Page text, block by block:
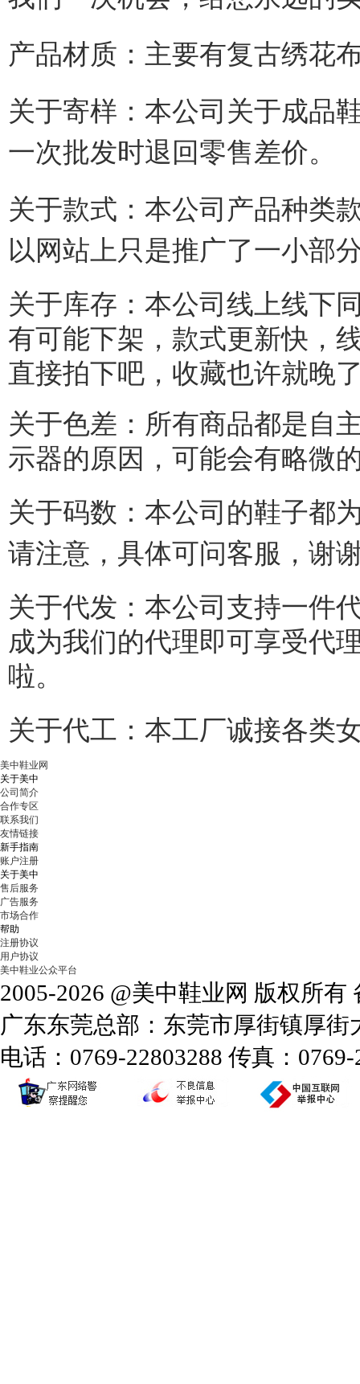
产品材质：主要有复古绣花
关于寄样：本公司关于成品
一次批发时退回零售差价。
关于款式：本公司产品种类
以网站上只是推广了一小部
关于库存：本公司线上线下
有可能下架，款式更新快，
直接拍下吧，收藏也许就晚
关于色差：所有商品都是自
示器的原因，可能会有略微
关于码数：本公司的鞋子都
请注意，具体可问客服，谢
关于代发：本公司支持一件
成为我们的代理即可享受代
啦。
关于代工：本工厂诚接各类
美中鞋业网
关于美中
公司简介
合作专区
联系我们
友情链接
新手指南
账户注册
关于美中
售后服务
广告服务
市场合作
帮助
注册协议
用户协议
美中鞋业公众平台
2005-2026 @美中鞋业网 版权所有
广东东莞总部：东莞市厚街镇厚
电话：0769-22803288 传真：0769-